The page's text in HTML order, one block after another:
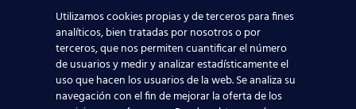
Utilizamos cookies propias y de terceros para fines
analíticos, bien tratadas por nosotros o por
terceros, que nos permiten cuantificar el número
de usuarios y medir y analizar estadísticamente el
uso que hacen los usuarios de la web. Se analiza su
navegación con el fin de mejorar la oferta de los